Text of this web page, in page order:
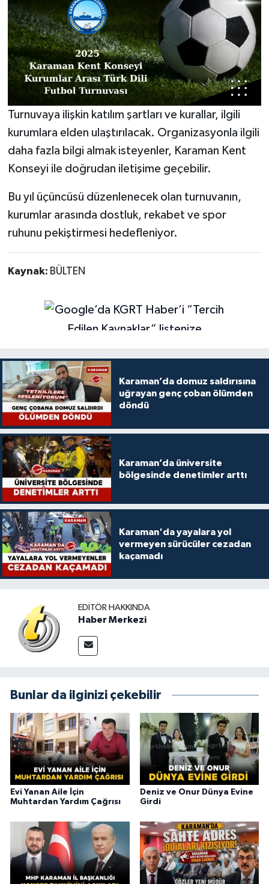
Turnuvaya ilişkin katılım şartları ve kurallar, ilgili
kurumlara elden ulaştırılacak. Organizasyonla ilgili
daha fazla bilgi almak isteyenler, Karaman Kent
Konseyi ile doğrudan iletişime geçebilir.
Bu yıl üçüncüsü düzenlenecek olan turnuvanın,
kurumlar arasında dostluk, rekabet ve spor
ruhunu pekiştirmesi hedefleniyor.
Kaynak: BÜLTEN
Karaman’da domuz saldırısına
uğrayan genç çoban ölümden
döndü
Karaman’da üniversite
bölgesinde denetimler arttı
Karaman'da yayalara yol
vermeyen sürücüler cezadan
kaçamadı
EDITÖR HAKKINDA
Haber Merkezi
Bunlar da ilginizi çekebilir
Evi Yanan Aile İçin
Muhtardan Yardım Çağrısı
Deniz ve Onur Dünya Evine
Girdi